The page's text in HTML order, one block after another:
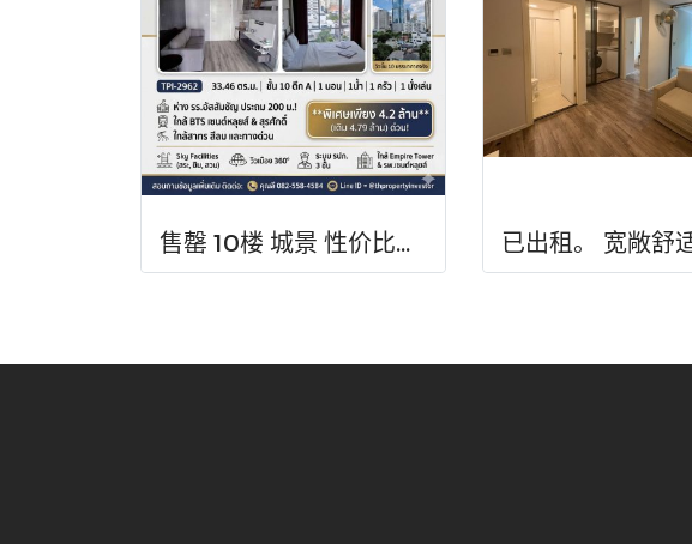
售罄 10楼 城景 性价比高！ 出售公寓Centric Sathorn – Saint Louis（SC Asset开发），离Assumption小学仅200米，近BTS Saint Louis 600 米 近BTS Surasak，急售